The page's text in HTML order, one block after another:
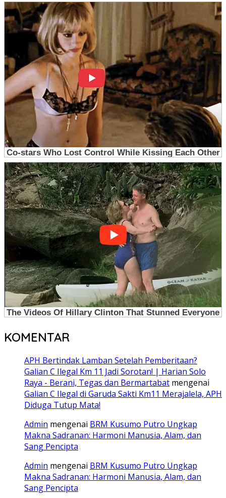
KOMENTAR
APH Bertindak Lamban Setelah Pemberitaan?
Galian C Ilegal Km 11 Jadi Sorotan! | Harian Solo
Raya - Berani, Tegas dan Bermartabat mengenai
Galian C Ilegal di Garuda Sakti Km11 Merajalela, APH
Diduga Tutup Mata!
Admin mengenai BRM Kusumo Putro Ungkap
Makna Sadranan: Harmoni Manusia, Alam, dan
Sang Pencipta
Admin mengenai BRM Kusumo Putro Ungkap
Makna Sadranan: Harmoni Manusia, Alam, dan
Sang Pencipta